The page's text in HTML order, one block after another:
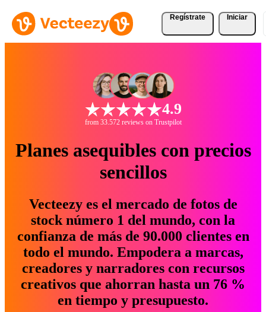
Regístrate Iniciar
4.9
from 33.572 reviews on Trustpilot
Planes asequibles con precios
sencillos
Vecteezy es el mercado de fotos de
stock número 1 del mundo, con la
confianza de más de 90.000 clientes en
todo el mundo. Empodera a marcas,
creadores y narradores con recursos
creativos que ahorran hasta un 76 %
en tiempo y presupuesto.